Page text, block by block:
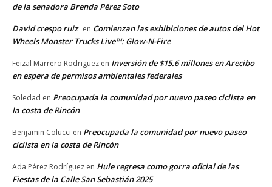
de la senadora Brenda Pérez Soto
David crespo ruiz en Comienzan las exhibiciones de autos del Hot
Wheels Monster Trucks Live™: Glow-N-Fire
Feizal Marrero Rodriguez en Inversión de $15.6 millones en Arecibo
en espera de permisos ambientales federales
Soledad en Preocupada la comunidad por nuevo paseo ciclista en
la costa de Rincón
Benjamin Colucci en Preocupada la comunidad por nuevo paseo
ciclista en la costa de Rincón
Ada Pérez Rodríguez en Hule regresa como gorra oficial de las
Fiestas de la Calle San Sebastián 2025